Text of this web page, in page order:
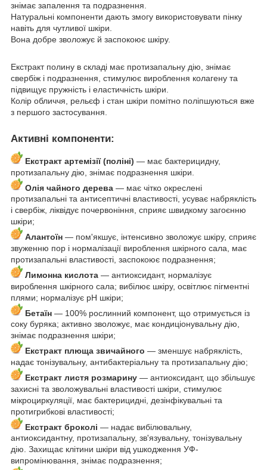
знімає запалення та подразнення.
Натуральні компоненти дають змогу використовувати пінку
навіть для чутливої шкіри.
Вона добре зволожує й заспокоює шкіру.
Екстракт полину в складі має протизапальну дію, знімає
свербіж і подразнення, стимулює вироблення колагену та
підвищує пружність і еластичність шкіри.
Колір обличчя, рельєф і стан шкіри помітно поліпшуються вже
з першого застосування.
Активні компоненти:
Екстракт артемізії (поліні) — має бактерицидну,
протизапальну дію, знімає подразнення шкіри.
Олія чайного дерева — має чітко окреслені
протизапальні та антисептичні властивості, усуває набряклість
і свербіж, ліквідує почервоніння, сприяє швидкому загоєнню
шкіри;
Алантоїн — пом'якшує, інтенсивно зволожує шкіру, сприяє
звуженню пор і нормалізації вироблення шкірного сала, має
протизапальні властивості, заспокоює подразнення;
Лимонна кислота — антиоксидант, нормалізує
вироблення шкірного сала; вибілює шкіру, освітлює пігментні
плями; нормалізує pH шкіри;
Бетаїн — 100% рослинний компонент, що отримується із
соку буряка; активно зволожує, має кондиціонувальну дію,
знімає подразнення шкіри;
Екстракт плюща звичайного — зменшує набряклість,
надає тонізувальну, антибактеріальну та протизапальну дію;
Екстракт листя розмарину — антиоксидант, що збільшує
захисні та зволожувальні властивості шкіри, стимулює
мікроциркуляції, має бактерицидні, дезінфікувальні та
протигрибкові властивості;
Екстракт броколі — надає вибілювальну,
антиоксидантну, протизапальну, зв'язувальну, тонізувальну
дію. Захищає клітини шкіри від ушкодження УФ-
випромінювання, знімає подразнення;